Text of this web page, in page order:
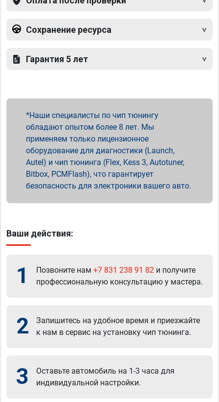
Сохранение ресурса
Гарантия 5 лет
Наши специалисты по чип тюнингу
обладают опытом более 8 лет. Мы
применяем только лицензионное
оборудование для диагностики (Launch,
Autel) и чип тюнинга (Flex, Kess 3, Autotuner,
Bitbox, PCMFlash), что гарантирует
безопасность для электроники вашего авто.
Ваши действия:
1 Позвоните нам +7 831 238 91 82 и получите
профессиональную консультацию у мастера.
2
Запишитесь на удобное время и приезжайте
к нам в сервис на установку чип тюнинга.
3
Оставьте автомобиль на 1-3 часа для
индивидуальной настройки.